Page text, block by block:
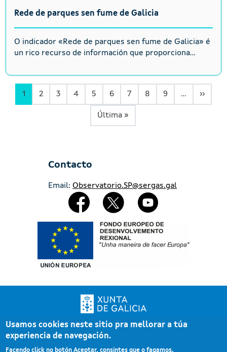
Rede de parques sen fume de Galicia
O indicador «Rede de parques sen fume de Galicia» é
un rico recurso de información que proporciona...
1 2 3 4 5 6 7 8 9 … ››
Última »
Contacto
Email: Observatorio.SP@sergas.gal
Redes Sociales
Xunta de Galicia. Información mantida e publicada pola Xunta de Galicia
Pé Atención á cidadanía
Usamos cookies neste sitio pra mellorar a túa
experiencia de navegación.
Facendo click no botón Aceptar, consintes que o fagamos.